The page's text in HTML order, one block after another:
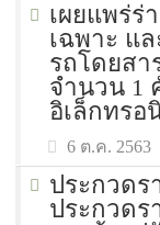
เผยแพร่ร่
เฉพาะ แ
รถโดยสา
จำนวน 1
อิเล็กทรอ
6 ต.ค. 2563
ประกวดร
ประกวดร